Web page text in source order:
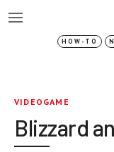
HOW-TO
VIDEOGAME
Blizzard